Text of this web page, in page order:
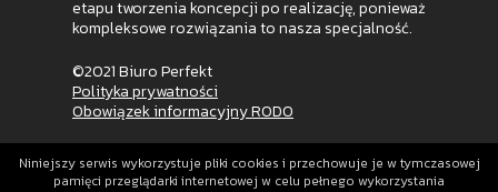
etapu tworzenia koncepcji po realizację, ponieważ
kompleksowe rozwiązania to nasza specjalność.
©2021 Biuro Perfekt
Polityka prywatności
Obowiązek informacyjny RODO
Niniejszy serwis wykorzystuje pliki cookies i przechowuje je w tymczasowej
pamięci przeglądarki internetowej w celu pełnego wykorzystania